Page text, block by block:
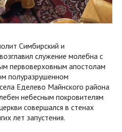
Симбирский и
служение молебна с
первоверховным апостолам
полуразрушенном
Еделево Майнского района
небесным покровителям
совершался в стенах
лет запустения.